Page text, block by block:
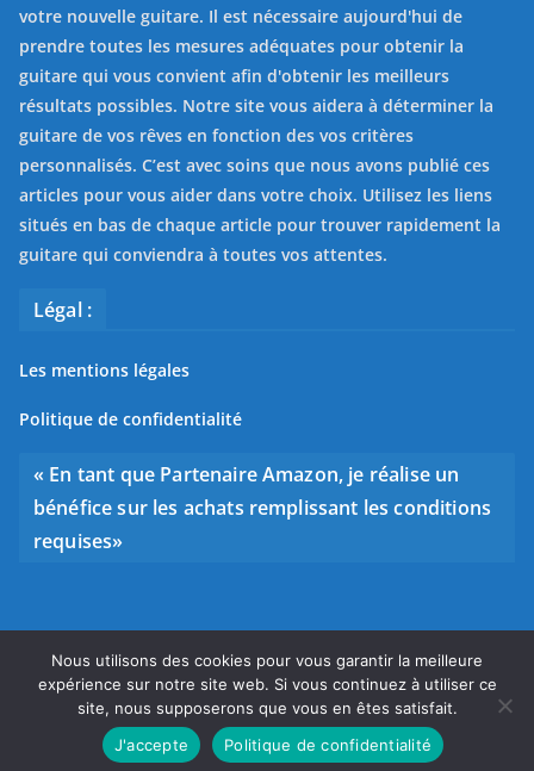
votre nouvelle guitare. Il est nécessaire aujourd'hui de
prendre toutes les mesures adéquates pour obtenir la
guitare qui vous convient afin d'obtenir les meilleurs
résultats possibles. Notre site vous aidera à déterminer la
guitare de vos rêves en fonction des vos critères
personnalisés. C’est avec soins que nous avons publié ces
articles pour vous aider dans votre choix. Utilisez les liens
situés en bas de chaque article pour trouver rapidement la
guitare qui conviendra à toutes vos attentes.
Légal :
Les mentions légales
Politique de confidentialité
« En tant que Partenaire Amazon, je réalise un
bénéfice sur les achats remplissant les conditions
requises»
Copyright © 2026 Bien choisir sa guitare. Tous droits
réservés.
ColorMagpar ThemeGrill. Propulsé parWordPress
Nous utilisons des cookies pour vous garantir la meilleure
expérience sur notre site web. Si vous continuez à utiliser ce
site, nous supposerons que vous en êtes satisfait.
J'accepte
Politique de confidentialité